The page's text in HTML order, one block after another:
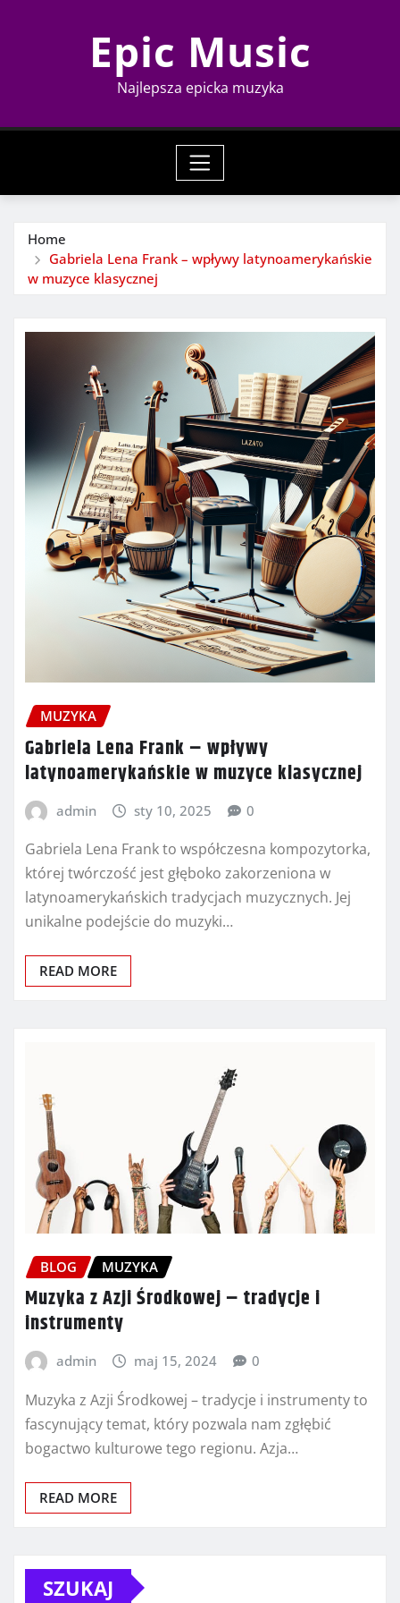
Epic Music
Najlepsza epicka muzyka
Home
Gabriela Lena Frank – wpływy latynoamerykańskie
w muzyce klasycznej
MUZYKA
Gabriela Lena Frank – wpływy
latynoamerykańskie w muzyce klasycznej
admin sty 10, 2025 0
Gabriela Lena Frank to współczesna kompozytorka,
której twórczość jest głęboko zakorzeniona w
latynoamerykańskich tradycjach muzycznych. Jej
unikalne podejście do muzyki…
READ MORE
BLOG MUZYKA
Muzyka z Azji Środkowej – tradycje i
instrumenty
admin maj 15, 2024 0
Muzyka z Azji Środkowej – tradycje i instrumenty to
fascynujący temat, który pozwala nam zgłębić
bogactwo kulturowe tego regionu. Azja…
READ MORE
SZUKAJ